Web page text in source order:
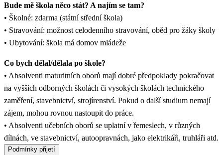
Bude mě škola něco stát? A najím se tam?
• Školné: zdarma (státní střední škola)
• Stravování: možnost celodenního stravování, oběd pro žáky školy
• Ubytování: škola má domov mládeže
Co bych dělal/dělala po škole?
• Absolventi maturitních oborů mají dobré předpoklady pokračovat
na vyšších odborných školách či vysokých školách technického
zaměření, stavebnictví, strojírenství. Pokud o další studium nemají
zájem, mohou rovnou nastoupit do práce.
• Absolventi učebních oborů se uplatní v řemeslech, v různých
dílnách, ve stavebnictví, autoopravnách, jako elektrikáři, truhláři atd.
Podmínky přijetí